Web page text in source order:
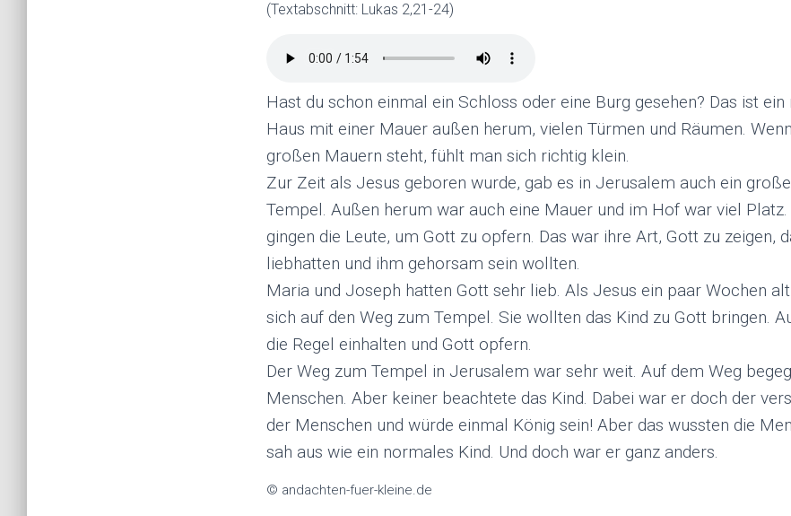
(Textabschnitt: Lukas 2,21-24)
Hast du schon einmal ein Schloss oder eine Burg gesehen? Das ist
Haus mit einer Mauer außen herum, vielen Türmen und Räumen.
großen Mauern steht, fühlt man sich richtig klein.
Zur Zeit als Jesus geboren wurde, gab es in Jerusalem auch ein
Tempel. Außen herum war auch eine Mauer und im Hof war viel Platz.
gingen die Leute, um Gott zu opfern. Das war ihre Art, Gott zu zeigen,
liebhatten und ihm gehorsam sein wollten.
Maria und Joseph hatten Gott sehr lieb. Als Jesus ein paar Wochen
sich auf den Weg zum Tempel. Sie wollten das Kind zu Gott bringen.
die Regel einhalten und Gott opfern.
Der Weg zum Tempel in Jerusalem war sehr weit. Auf dem Weg
Menschen. Aber keiner beachtete das Kind. Dabei war er doch der
der Menschen und würde einmal König sein! Aber das wussten die
sah aus wie ein normales Kind. Und doch war er ganz anders.
© andachten-fuer-kleine.de